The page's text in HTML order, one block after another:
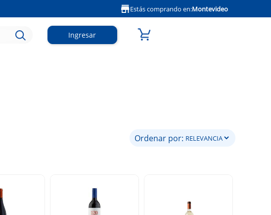
Estás comprando en:Montevideo
Ingresar
Ordenar por: